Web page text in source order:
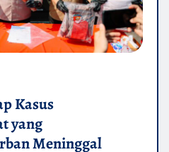
Kasus
yang
Meninggal